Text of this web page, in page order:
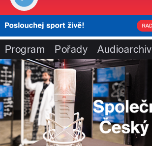
Program Pořady Audioarchiv